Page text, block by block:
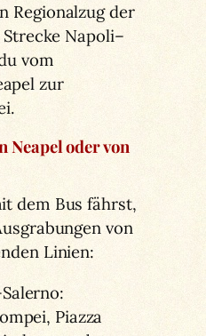
Regionalzug der
Napoli–
vom
zur
Neapel oder von
dem Bus fährst,
von
Linien:
Piazza